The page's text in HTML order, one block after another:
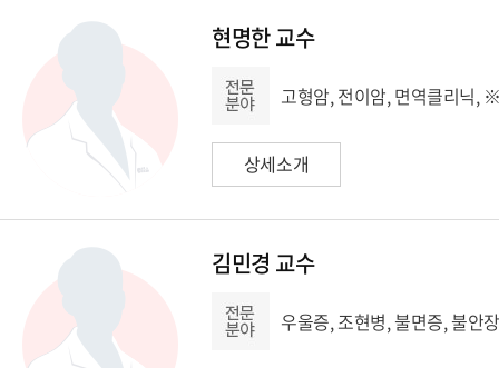
현명한 교수
고형암, 전이암, 면역클리닉,
상세소개
김민경 교수
우울증, 조현병, 불면증, 불안